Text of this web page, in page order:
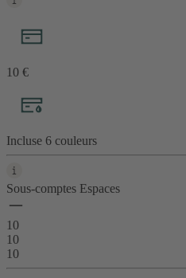
10 €
Incluse 6 couleurs
Sous-comptes Espaces
10
10
10